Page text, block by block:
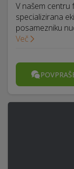
V našem centru
specializirana
posamezniku
Več